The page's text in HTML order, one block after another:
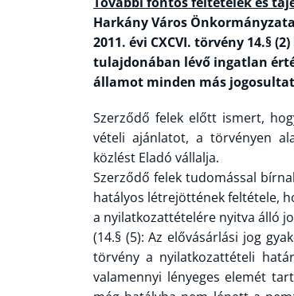
Harkány Város
2011. évi CXCVI. törvény 14.§
tulajdonában lévő ingatlan
államot minden más
Szerződő felek előtt ismert,
vételi ajánlatot, a törvényen
közlést Eladó vállalja.
Szerződő felek tudomással
hatályos létrejöttének feltétele,
a nyilatkozattételére nyitva álló
(14.§ (5): Az elővásárlási jog
törvény a nyilatkozattételi
valamennyi lényeges elemét